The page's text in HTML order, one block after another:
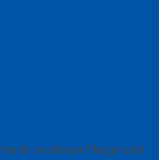
surabaya Playground